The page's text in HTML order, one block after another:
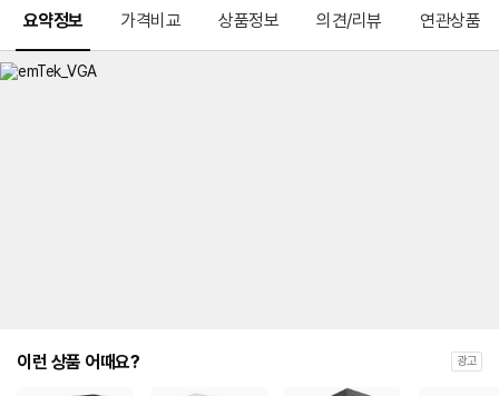
요약정보 가격비교 상품정보 의견/리뷰 연관상품
이런 상품 어때요? 광고